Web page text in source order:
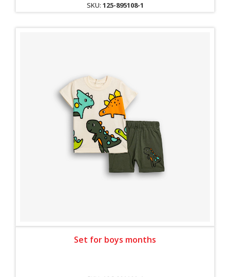
SKU: 125-895108-1
Set for boys months